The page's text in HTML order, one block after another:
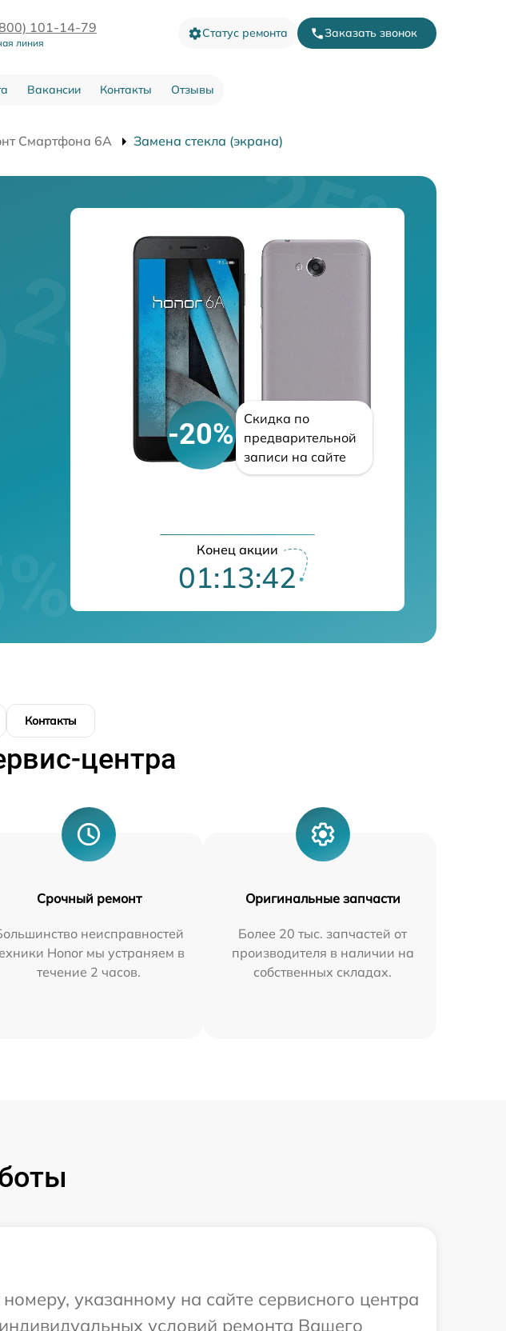
101-14-79
линия
Статус ремонта Заказать звонок
Вакансии Контакты Отзывы
Смартфона 6A Замена стекла (экрана)
-20%
Скидка по
предварительной
записи на сайте
Конец акции
01:13:41
Контакты
центра
Срочный ремонт
неисправностей
Honor мы устраняем в
течение 2 часов.
Оригинальные запчасти
Более 20 тыс. запчастей от
производителя в наличии на
собственных складах.
указанному на сайте сервисного центра
условий ремонта Вашего